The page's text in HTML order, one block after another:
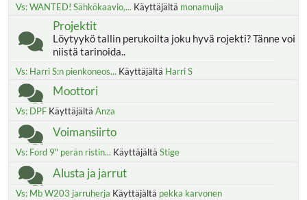
Vs: WANTED! Sähkökaavio,... Käyttäjältä monamuija
Projektit
Löytyykö tallin perukoilta joku hyvä rojekti? Tänne voi
niistä tarinoida..
Vs: Harri S:n pienkoneos... Käyttäjältä Harri S
Moottori
Vs: DPF Käyttäjältä Anza
Voimansiirto
Vs: Ford 9" perän ristin... Käyttäjältä Stige
Alusta ja jarrut
Vs: Mb W203 jarruherja Käyttäjältä pekka karvonen